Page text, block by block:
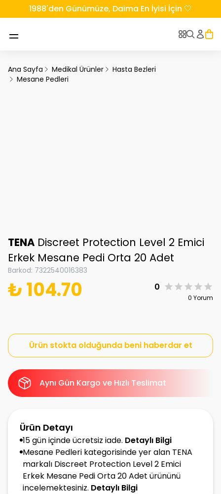
1988'den Günümüze, Daima En İyisi İçin 🤍
Ana Sayfa Medikal Ürünler
Hasta Bezleri
Mesane Pedleri
TENA Discreet Protection Level 2 Emici
Erkek Mesane Pedi Orta 20 Adet
Barkod: 7322540016383
₺ 104.70 0
0 Yorum
Ürün stokta olduğunda beni haberdar et
Aynı Gün Kargo ve Hızlı Teslimat
Ürün Detayı
15 gün içinde ücretsiz iade. Detaylı Bilgi
Mesane Pedleri kategorisinde yer alan TENA
markalı Discreet Protection Level 2 Emici
Erkek Mesane Pedi Orta 20 Adet ürününü
incelemektesiniz. Detaylı Bilgi